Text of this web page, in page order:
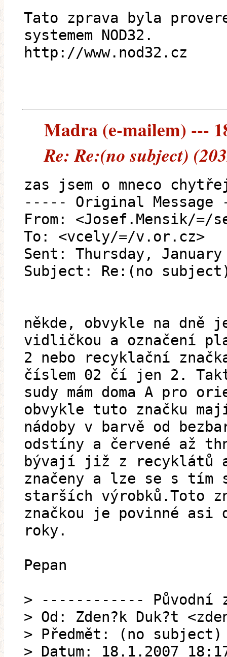
Tato zprava byla
systemem NOD32.
http://www.nod32.cz
Madra (e-mailem) ---
Re: Re:(no subject)
zas jsem o mneco
----- Original
From: <Josef.Mensik/=/
To: <vcely/=/v.or.cz>
Sent: Thursday,
Subject: Re:(no
někde, obvykle na dně
vidličkou a označení
2 nebo recyklační
číslem 02 čí jen 2.
sudy mám doma A pro
obvykle tuto značku
nádoby v barvě od
odstíny a červené až
bývají již z recyklátů
značeny a lze se s tím
starších výrobků.Toto
značkou je povinné asi
roky.
Pepan
> ------------ Původní
> Od: Zden?k Duk?t
> Předmět: (no subject)
> Datum: 18.1.2007